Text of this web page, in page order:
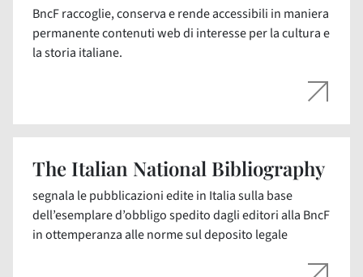
BncF raccoglie, conserva e rende accessibili in maniera
permanente contenuti web di interesse per la cultura e
la storia italiane.
The Italian National Bibliography
segnala le pubblicazioni edite in Italia sulla base
dell’esemplare d’obbligo spedito dagli editori alla BncF
in ottemperanza alle norme sul deposito legale